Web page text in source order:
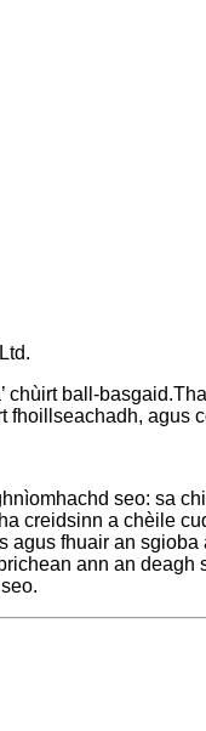
ball-
agus
seo: sa
creidsinn a chèile
agus fhuair an
ann an